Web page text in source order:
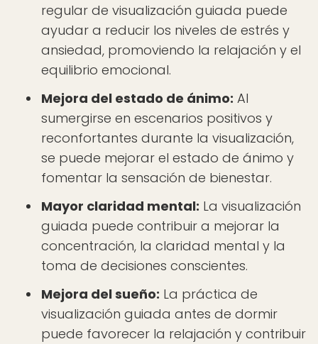
regular de visualización guiada puede
ayudar a reducir los niveles de estrés y
ansiedad, promoviendo la relajación y el
equilibrio emocional.
Mejora del estado de ánimo: Al
sumergirse en escenarios positivos y
reconfortantes durante la visualización,
se puede mejorar el estado de ánimo y
fomentar la sensación de bienestar.
Mayor claridad mental: La visualización
guiada puede contribuir a mejorar la
concentración, la claridad mental y la
toma de decisiones conscientes.
Mejora del sueño: La práctica de
visualización guiada antes de dormir
puede favorecer la relajación y contribuir